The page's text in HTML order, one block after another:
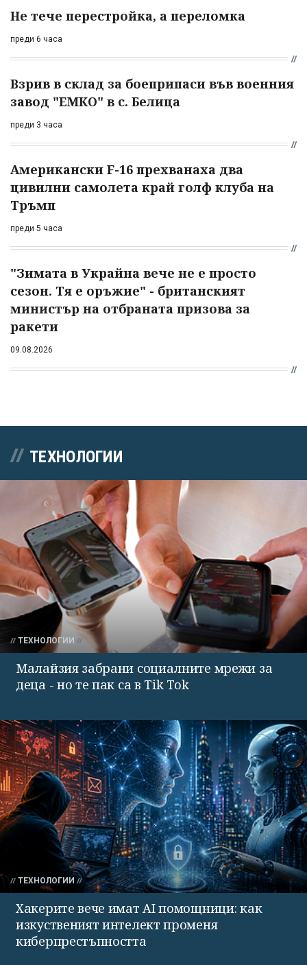
Не тече перестройка, а переломка
преди 6 часа
Взрив в склад за боеприпаси във военния
завод "ЕМКО" в с. Белица
преди 3 часа
Американски F-16 прехванаха два
цивилни самолета край голф клуба на
Тръмп
преди 5 часа
"Зимата в Украйна вече не е просто
сезон. Тя е оръжие" - британският
министър на отбраната призова за
ракети
09.08.2026
ТЕХНОЛОГИИ
ТЕХНОЛОГИИ
Малайзия забрани социалните мрежи за
деца - но те пак са в Tik Tok
ТЕХНОЛОГИИ
Хакерите вече имат AI помощници: как
изкуственият интелект променя
киберпрестъпността